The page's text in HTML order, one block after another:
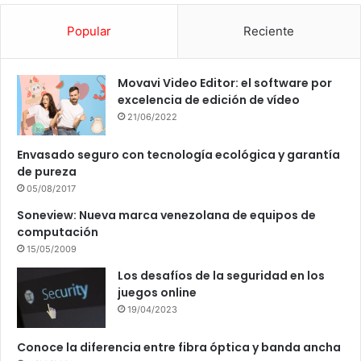
Popular Reciente
Movavi Video Editor: el software por
excelencia de edición de vídeo
21/06/2022
Envasado seguro con tecnología ecológica y garantía
de pureza
05/08/2017
Soneview: Nueva marca venezolana de equipos de
computación
15/05/2009
Los desafíos de la seguridad en los
juegos online
19/04/2023
Conoce la diferencia entre fibra óptica y banda ancha